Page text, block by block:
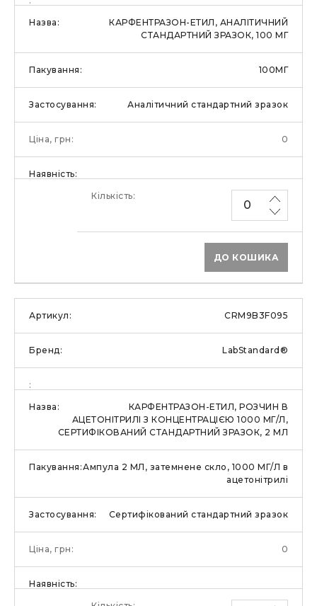
КАРФЕНТРАЗОН-ЕТИЛ, АНАЛІТИЧНИЙ
СТАНДАРТНИЙ ЗРАЗОК, 100 МГ
100МГ
Аналітичний стандартний зразок
0
ДО КОШИКА
CRM9B3F095
LabStandard®
КАРФЕНТРАЗОН-ЕТИЛ, РОЗЧИН В
АЦЕТОНІТРИЛІ З КОНЦЕНТРАЦІЄЮ 1000 МГ/Л,
СЕРТИФІКОВАНИЙ СТАНДАРТНИЙ ЗРАЗОК, 2 МЛ
Ампула 2 МЛ, затемнене скло, 1000 МГ/Л в
ацетонітрилі
Сертифікований стандартний зразок
0